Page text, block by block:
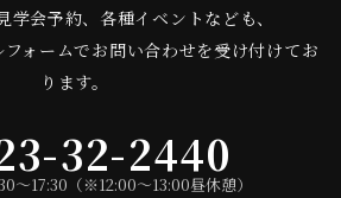
学会予約、各種イベントなども、
ォームでお問い合わせを受け付けてお
ります。
32-2440
〜17:30（※12:00〜13:00昼休憩）